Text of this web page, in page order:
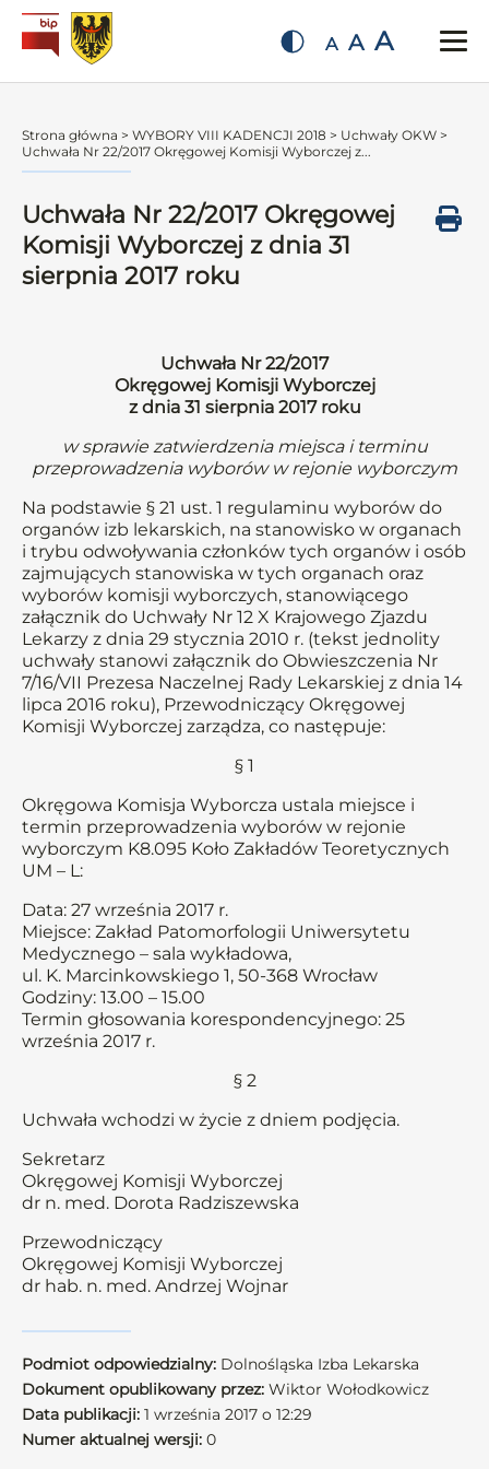
A A A
Strona główna > WYBORY VIII KADENCJI 2018 > Uchwały OKW >
Uchwała Nr 22/2017 Okręgowej Komisji Wyborczej z...
Uchwała Nr 22/2017 Okręgowej
Komisji Wyborczej z dnia 31
sierpnia 2017 roku
Uchwała Nr 22/2017
Okręgowej Komisji Wyborczej
z dnia 31 sierpnia 2017 roku
w sprawie zatwierdzenia miejsca i terminu
przeprowadzenia wyborów w rejonie wyborczym
Na podstawie § 21 ust. 1 regulaminu wyborów do
organów izb lekarskich, na stanowisko w organach
i trybu odwoływania członków tych organów i osób
zajmujących stanowiska w tych organach oraz
wyborów komisji wyborczych, stanowiącego
załącznik do Uchwały Nr 12 X Krajowego Zjazdu
Lekarzy z dnia 29 stycznia 2010 r. (tekst jednolity
uchwały stanowi załącznik do Obwieszczenia Nr
7/16/VII Prezesa Naczelnej Rady Lekarskiej z dnia 14
lipca 2016 roku), Przewodniczący Okręgowej
Komisji Wyborczej zarządza, co następuje:
§ 1
Okręgowa Komisja Wyborcza ustala miejsce i
termin przeprowadzenia wyborów w rejonie
wyborczym K8.095 Koło Zakładów Teoretycznych
UM – L:
Data: 27 września 2017 r.
Miejsce: Zakład Patomorfologii Uniwersytetu
Medycznego – sala wykładowa,
ul. K. Marcinkowskiego 1, 50-368 Wrocław
Godziny: 13.00 – 15.00
Termin głosowania korespondencyjnego: 25
września 2017 r.
§ 2
Uchwała wchodzi w życie z dniem podjęcia.
Sekretarz
Okręgowej Komisji Wyborczej
dr n. med. Dorota Radziszewska
Przewodniczący
Okręgowej Komisji Wyborczej
dr hab. n. med. Andrzej Wojnar
Podmiot odpowiedzialny: Dolnośląska Izba Lekarska
Dokument opublikowany przez: Wiktor Wołodkowicz
Data publikacji: 1 września 2017 o 12:29
Numer aktualnej wersji: 0